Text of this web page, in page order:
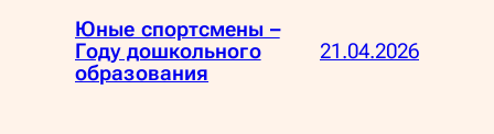
Юные спортсмены –
Году дошкольного
образования
21.04.2026